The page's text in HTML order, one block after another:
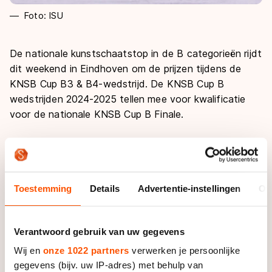
Toestemming Details Advertentie-instellingen
Verantwoord gebruik van uw gegevens
Wij en onze 1022 partners verwerken je persoonlijke
gegevens (bijv. uw IP-adres) met behulp van
Foto: ISU
De nationale kunstschaatstop in de B categorieën rijdt
dit weekend in Eindhoven om de prijzen tijdens de
KNSB Cup B3 & B4-wedstrijd. De KNSB Cup B
wedstrijden 2024-2025 tellen mee voor kwalificatie
voor de nationale KNSB Cup B Finale.
Informatie
Programma
10:00 | Meisjes Mini
13:05 | Mannen Adult Brons en Vrouwen Adult Brons
13:20 | Mannen Adult Zilver, Vrouwen Adult Zilver &
Live
De wedstrijden zijn live te volgen op YouTube.
Voor de wedstrijd van vrijdag klik je opdeze link